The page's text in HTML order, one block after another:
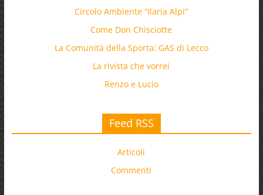
Circolo Ambiente “Ilaria Alpi”
Come Don Chisciotte
La Comunità della Sporta: GAS di Lecco
La rivista che vorrei
Renzo e Lucio
Feed RSS
Articoli
Commenti